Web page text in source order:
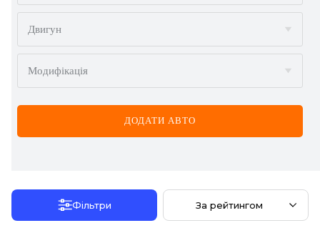
BYD
CADILLAC
CHERY
CHEVROLET
CHRYSLER
Двигун
Модифікація
ДОДАТИ АВТО
Фільтри За рейтингом